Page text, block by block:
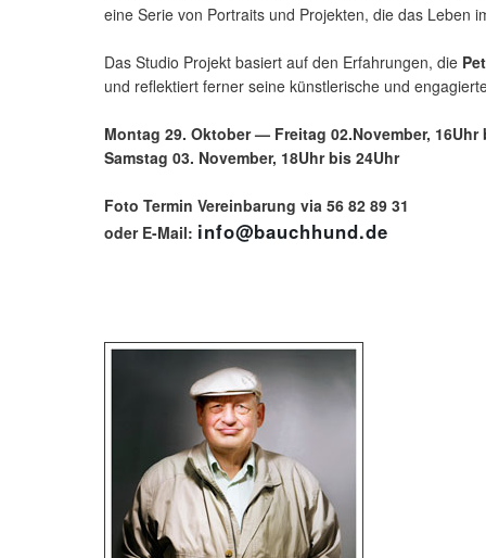
eine Serie von Portraits und Projekten, die das Leben
Das Studio Projekt basiert auf den Erfahrungen, die
und reflektiert ferner seine künstlerische und
Montag 29. Oktober — Freitag 02.November, 16Uhr
Samstag 03. November, 18Uhr bis 24Uhr
Foto Termin Vereinbarung via 56 82 89 31
oder E-Mail: info@bauchhund.de